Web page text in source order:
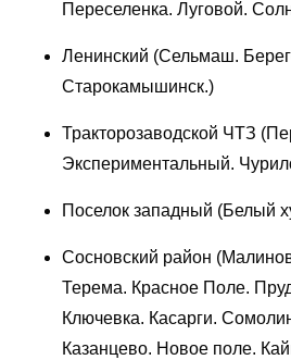
Переселенка. Луговой.
Ленинский (Сельмаш.
Старокамышинск.)
Тракторозаводской ЧТЗ
Экспериментальный.
Поселок западный (Белый
Сосновский район
Терема. Красное Поле.
Ключевка. Касарги.
Казанцево. Новое поле.